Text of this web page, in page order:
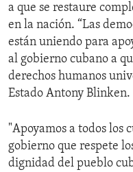
a que se restaure
en la nación. “Las
están uniendo para
al gobierno cubano a
derechos humanos
Estado Antony Blinken.
"Apoyamos a todos los
gobierno que respete
dignidad del pueblo